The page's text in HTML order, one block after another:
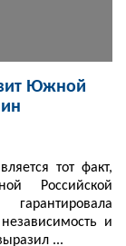
Южной
тот факт,
Российской
и
...